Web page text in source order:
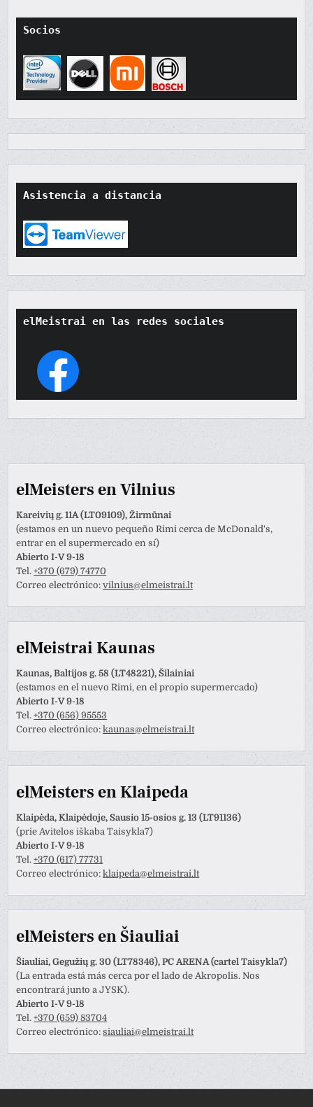
Socios
Asistencia a distancia
elMeistrai en las redes sociales
elMeisters en Vilnius
Kareivių g. 11A (LT09109), Žirmūnai
(estamos en un nuevo pequeño Rimi cerca de McDonald's,
entrar en el supermercado en sí)
Abierto I-V 9-18
Tel.+370 (679) 74770
Correo electrónico:vilnius@elmeistrai.lt
elMeistrai Kaunas
Kaunas, Baltijos g. 58 (LT48221), Šilainiai
(estamos en el nuevo Rimi, en el propio supermercado)
Abierto I-V 9-18
Tel.+370 (656) 95553
Correo electrónico:kaunas@elmeistrai.lt
elMeisters en Klaipeda
Klaipėda, Klaipėdoje, Sausio 15-osios g. 13 (LT91136)
(prie Avitelos iškaba Taisykla7)
Abierto I-V 9-18
Tel.+370 (617) 77731
Correo electrónico:klaipeda@elmeistrai.lt
elMeisters en Šiauliai
Šiauliai, Gegužių g. 30 (LT78346), PC ARENA (cartel Taisykla7)
(La entrada está más cerca por el lado de Akropolis. Nos
encontrará junto a JYSK).
Abierto I-V 9-18
Tel.+370 (659) 83704
Correo electrónico:siauliai@elmeistrai.lt